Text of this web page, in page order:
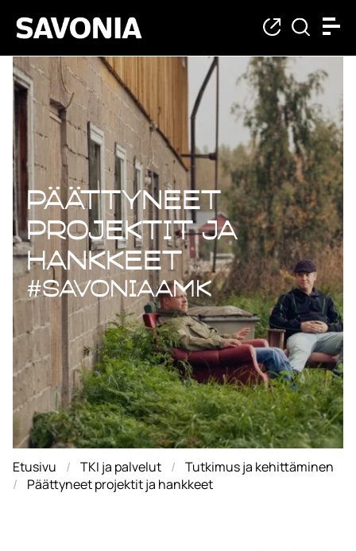
Päättyneet
Päättyneet
projektit ja
hankkeet
#savoniaAMK
Etusivu TKI ja palvelut
Tutkimus ja kehittäminen
Päättyneet projektit ja hankkeet